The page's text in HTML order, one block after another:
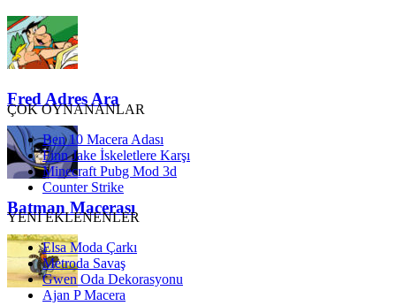
Fred Adres Ara
Batman Macerası
ÇOK OYNANANLAR
Ben 10 Macera Adası
Finn Jake İskeletlere Karşı
Minecraft Pubg Mod 3d
Counter Strike
YENİ EKLENENLER
Elsa Moda Çarkı
Metroda Savaş
Gwen Oda Dekorasyonu
Ajan P Macera